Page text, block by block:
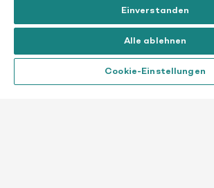
PER FORMULAR
Einverstanden
Alle ablehnen
Cookie-Einstellungen